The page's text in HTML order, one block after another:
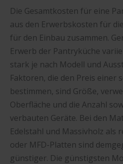
Die Gesamtkosten für eine
aus den Erwerbskosten für
für den Einbau zusammen.
Erwerb der Pantryküche
stark je nach Modell und
Faktoren, die den Preis einer
bestimmen, sind Größe,
Oberfläche und die Anzahl
verbauten Geräte. Bei den
Edelstahl und Massivholz als
oder MFD-Platten sind
günstiger. Die günstigsten